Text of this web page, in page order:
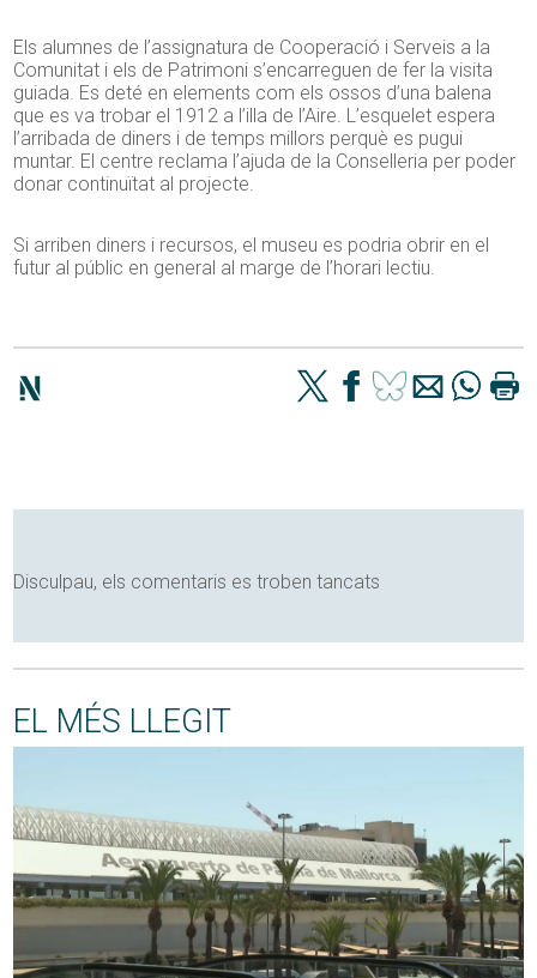
Els alumnes de l’assignatura de Cooperació i Serveis a la
Comunitat i els de Patrimoni s’encarreguen de fer la visita
guiada. Es deté en elements com els ossos d’una balena
que es va trobar el 1912 a l’illa de l’Aire. L’esquelet espera
l’arribada de diners i de temps millors perquè es pugui
muntar. El centre reclama l’ajuda de la Conselleria per poder
donar continuïtat al projecte.
Si arriben diners i recursos, el museu es podria obrir en el
futur al públic en general al marge de l’horari lectiu.
Disculpau, els comentaris es troben tancats
EL MÉS LLEGIT